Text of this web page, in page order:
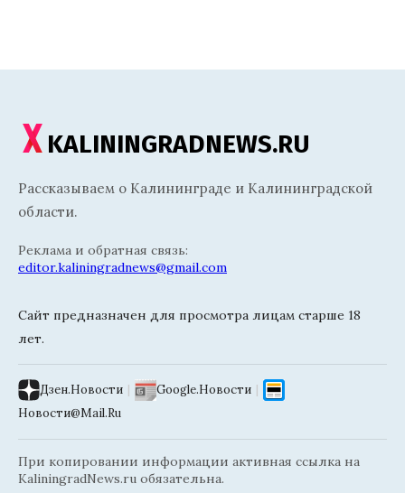
KALININGRADNEWS.RU
Рассказываем о Калининграде и Калининградской
области.
Реклама и обратная связь:
editor.kaliningradnews@gmail.com
Сайт предназначен для просмотра лицам старше 18
лет.
Дзен.Новости | Google.Новости |
Новости@Mail.Ru
При копировании информации активная ссылка на
KaliningradNews.ru обязательна.